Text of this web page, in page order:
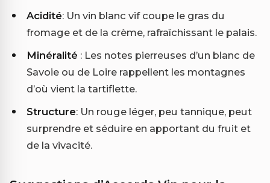
Acidité: Un vin blanc vif coupe le gras du
fromage et de la crème, rafraîchissant le palais.
Minéralité : Les notes pierreuses d’un blanc de
Savoie ou de Loire rappellent les montagnes
d’où vient la tartiflette.
Structure: Un rouge léger, peu tannique, peut
surprendre et séduire en apportant du fruit et
de la vivacité.